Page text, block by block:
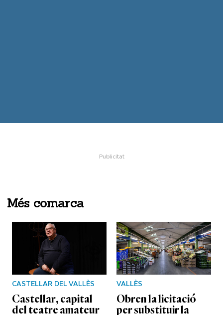
Més comarca
CASTELLAR DEL VALLÈS
Castellar, capital
del teatre amateur
VALLÈS
Obren la licitació
per substituir la